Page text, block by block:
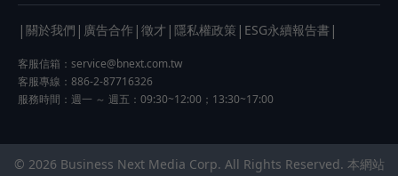
| 關於我們 | 廣告合作 | 徵才 | 隱私權政策 | ESG永續報告書 |
客服信箱： service@bnext.com.tw
客服專線：886-2-87716326
服務時間：週一 ～ 週五：09:30~12:00；13:30~17:00
© 2026 Business Next Media Corp. All Rights Reserved. 本網站